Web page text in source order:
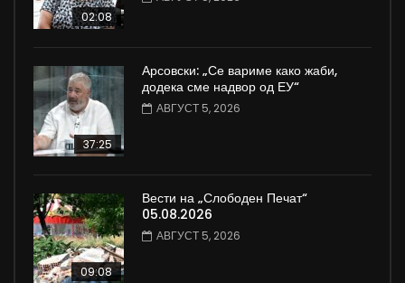
02:08
37:25
Арсовски: „Се вариме како жаби,
додека сме надвор од ЕУ“
АВГУСТ 5, 2026
09:08
Вести на „Слободен Печат“
05.08.2026
АВГУСТ 5, 2026